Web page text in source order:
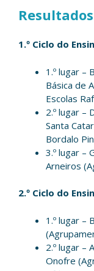
1.º Ciclo do
1.º lugar –
Básica de
Escolas
2.º lugar –
Santa
Bordalo
3.º lugar –
Arneiros
2.º Ciclo do
1.º lugar –
2.º lugar –
Onofre